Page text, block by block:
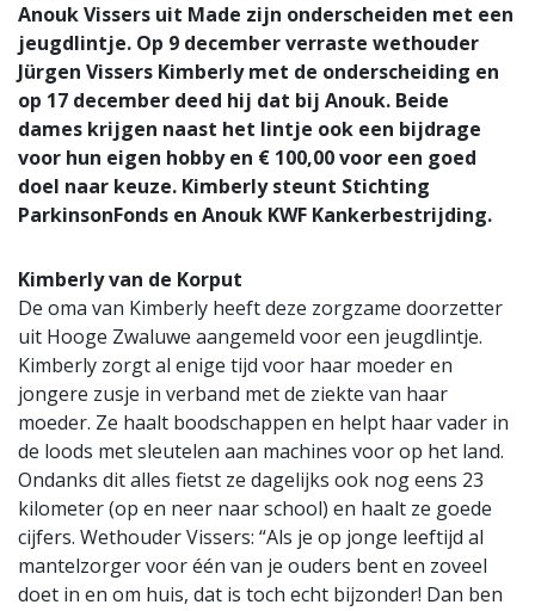
Anouk Vissers uit Made zijn onderscheiden met een
jeugdlintje. Op 9 december verraste wethouder
Jürgen Vissers Kimberly met de onderscheiding en
op 17 december deed hij dat bij Anouk. Beide
dames krijgen naast het lintje ook een bijdrage
voor hun eigen hobby en € 100,00 voor een goed
doel naar keuze. Kimberly steunt Stichting
ParkinsonFonds en Anouk KWF Kankerbestrijding.
Kimberly van de Korput
De oma van Kimberly heeft deze zorgzame doorzetter
uit Hooge Zwaluwe aangemeld voor een jeugdlintje.
Kimberly zorgt al enige tijd voor haar moeder en
jongere zusje in verband met de ziekte van haar
moeder. Ze haalt boodschappen en helpt haar vader in
de loods met sleutelen aan machines voor op het land.
Ondanks dit alles fietst ze dagelijks ook nog eens 23
kilometer (op en neer naar school) en haalt ze goede
cijfers. Wethouder Vissers: “Als je op jonge leeftijd al
mantelzorger voor één van je ouders bent en zoveel
doet in en om huis, dat is toch echt bijzonder! Dan ben